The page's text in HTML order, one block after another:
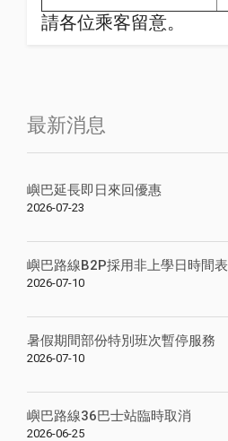
請各位乘客留意。
最新消息
嶼巴延長即日來回優惠
2026-07-23
嶼巴路線B2P採用非上學日時間表
2026-07-10
暑假期間部份特別班次暫停服務
2026-07-10
嶼巴路線36巴士站臨時取消
2026-06-25